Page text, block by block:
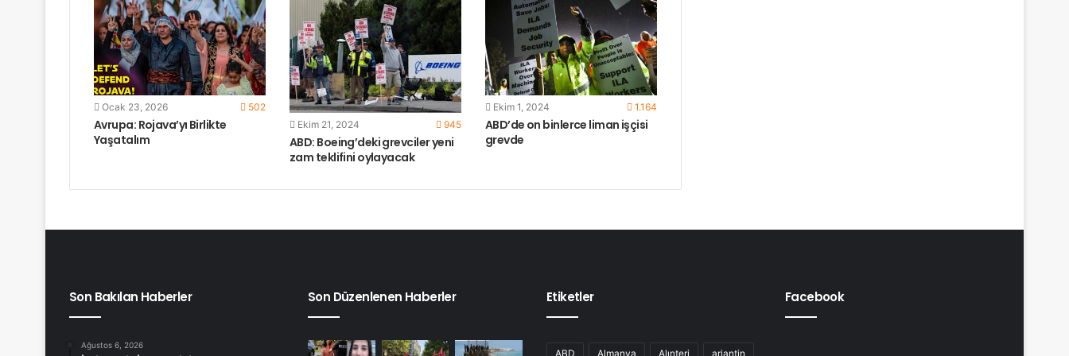
Ocak 23, 2026 502
Avrupa: Rojava’yı Birlikte
Yaşatalım
Ekim 21, 2024 945
ABD: Boeing’deki grevciler yeni
zam teklifini oylayacak
Ekim 1, 2024 1.164
ABD’de on binlerce liman işçisi
grevde
Son Bakılan Haberler
Ağustos 6, 2026
Son Düzenlenen Haberler Etiketler
ABD Almanya Alınteri arjantin
Facebook